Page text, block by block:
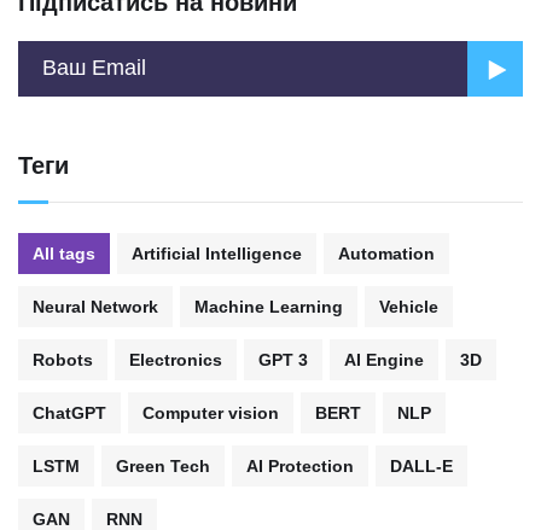
Теги
All tags Artificial Intelligence Automation
Neural Network Machine Learning Vehicle
Robots Electronics GPT 3 AI Engine 3D
ChatGPT Computer vision BERT NLP
LSTM Green Tech AI Protection DALL-E
GAN RNN